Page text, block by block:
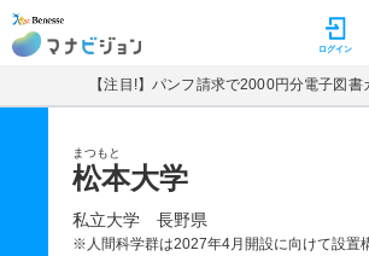
マナビジョン ログイン
【注目!】パンフ請求で2000円分電子図書
まつもと
松本大学
私立大学 長野県
※人間科学群は2027年4月開設に向けて設置